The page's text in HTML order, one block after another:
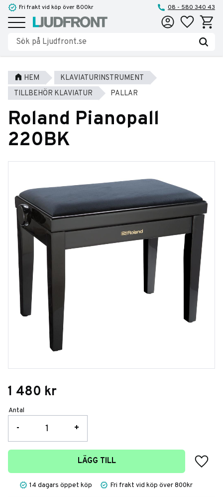
Meny
Fri frakt vid köp över 800kr 08 - 580 340 43
Favoriter
HEM
KLAVIATURINSTRUMENT
TILLBEHÖR KLAVIATUR
PALLAR
Roland Pianopall
220BK
1 480 kr
Antal
+
-
LÄGG TILL
Lägg
14 dagars öppet köp Fri frakt vid köp över 800kr